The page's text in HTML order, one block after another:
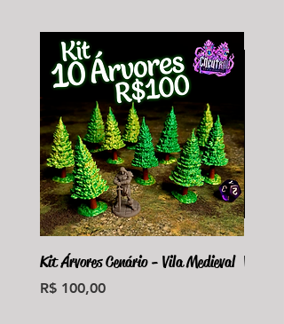
Kit Árvores Cenário - Vila Medieval
Preço
R$ 100,00
Violet